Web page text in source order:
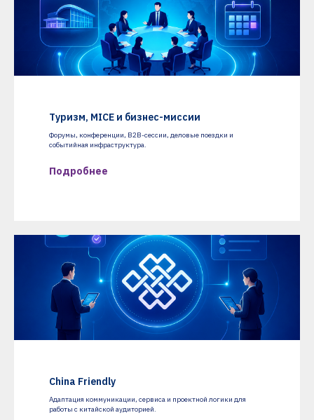
Туризм, MICE и бизнес-миссии
Форумы, конференции, B2B-сессии, деловые поездки и
событийная инфраструктура.
Подробнее
China Friendly
Адаптация коммуникации, сервиса и проектной логики для
работы с китайской аудиторией.